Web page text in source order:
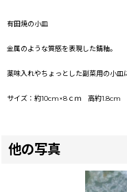
有田焼の小皿
金属のような質感を表現した錆釉。
薬味入れやちょっとした副菜用の小皿
サイズ：約10cm×8ｃｍ 高約1.8cm
他の写真